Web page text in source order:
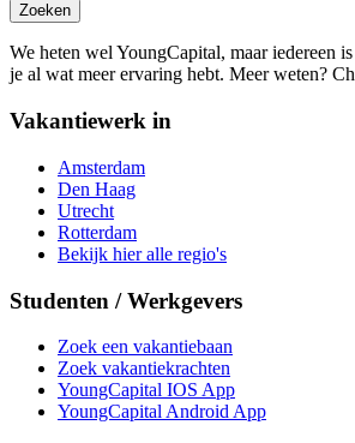
Zoeken
We heten wel YoungCapital, maar iedereen
je al wat meer ervaring hebt. Meer weten?
Vakantiewerk in
Amsterdam
Den Haag
Utrecht
Rotterdam
Bekijk hier alle regio's
Studenten / Werkgevers
Zoek een vakantiebaan
Zoek vakantiekrachten
YoungCapital IOS App
YoungCapital Android App